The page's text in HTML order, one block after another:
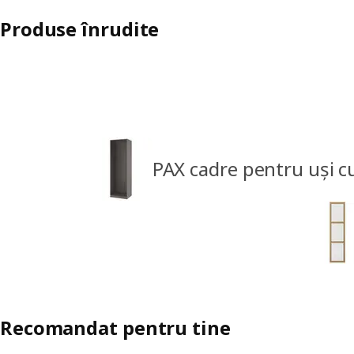
Produse înrudite
PAX cadre pentru uși
Recomandat pentru tine